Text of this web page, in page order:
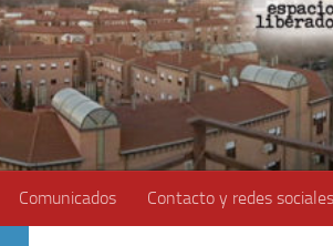
Comunicados Contacto y redes sociales